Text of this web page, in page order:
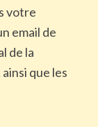
votre
email de
de la
que les